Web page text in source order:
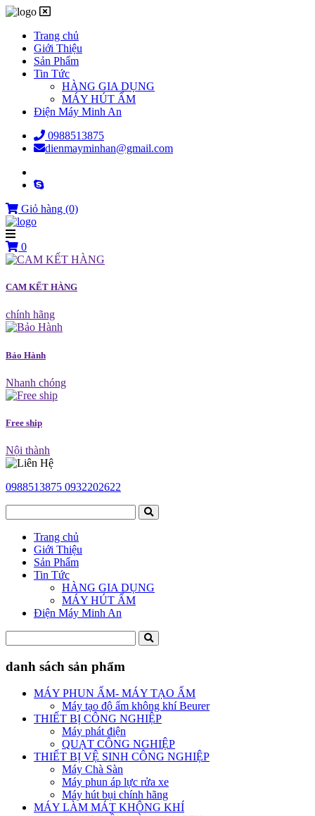
Trang chủ
Giới Thiệu
Sản Phẩm
Tin Tức
HÀNG GIA DỤNG
MÁY HÚT ẨM
Điện Máy Minh An
0988513875
dienmayminhan@gmail.com
Giỏ hàng (0)
0
CAM KẾT HÀNG
chính hãng
Bảo Hành
Nhanh chóng
Free ship
Nội thành
0988513875 0932202622
Trang chủ
Giới Thiệu
Sản Phẩm
Tin Tức
HÀNG GIA DỤNG
MÁY HÚT ẨM
Điện Máy Minh An
danh sách sản phẩm
MÁY PHUN ẨM- MÁY TẠO ẨM
Máy tạo độ ẩm không khí Beurer
THIẾT BỊ CÔNG NGHIỆP
Máy phát điện
QUẠT CÔNG NGHIỆP
THIẾT BỊ VỆ SINH CÔNG NGHIỆP
Máy Chà Sàn
Máy phun áp lực rửa xe
Máy hút bụi chính hãng
MÁY LÀM MÁT KHÔNG KHÍ